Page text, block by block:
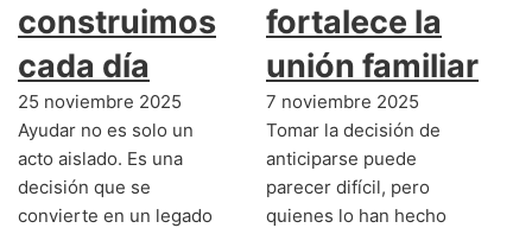
construimos
cada día
25 noviembre 2025
Ayudar no es solo un
acto aislado. Es una
decisión que se
convierte en un legado
fortalece la
unión familiar
7 noviembre 2025
Tomar la decisión de
anticiparse puede
parecer difícil, pero
quienes lo han hecho